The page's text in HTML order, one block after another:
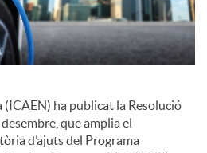
(ICAEN) ha publicat la Resolució
que amplia el
d’ajuts del Programa